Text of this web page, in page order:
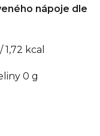
nápoje dle
/ 1,72 kcal
0 g